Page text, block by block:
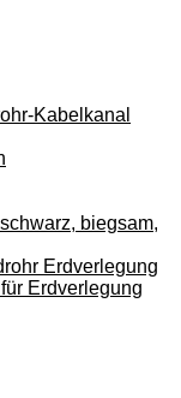
Kabelkanal
biegsam,
Erdverlegung
Erdverlegung